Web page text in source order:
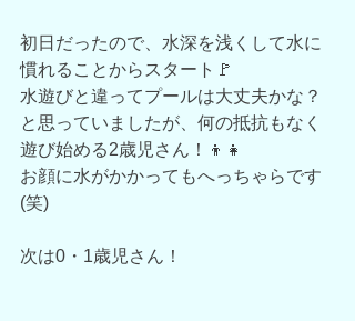
初日だったので、水深を浅くして水に
慣れることからスタート🚩
水遊びと違ってプールは大丈夫かな？
と思っていましたが、何の抵抗もなく
遊び始める2歳児さん！👦👧
お顔に水がかかってもへっちゃらです
(笑)
次は0・1歳児さん！